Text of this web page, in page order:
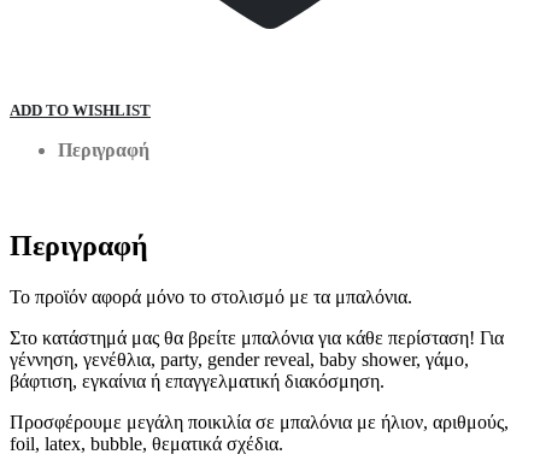
ADD TO WISHLIST
Περιγραφή
Περιγραφή
Το προϊόν αφορά μόνο το στολισμό με τα μπαλόνια.
Στο κατάστημά μας θα βρείτε μπαλόνια για κάθε περίσταση! Για
γέννηση, γενέθλια, party, gender reveal, baby shower, γάμο,
βάφτιση, εγκαίνια ή επαγγελματική διακόσμηση.
Προσφέρουμε μεγάλη ποικιλία σε μπαλόνια με ήλιον, αριθμούς,
foil, latex, bubble, θεματικά σχέδια.